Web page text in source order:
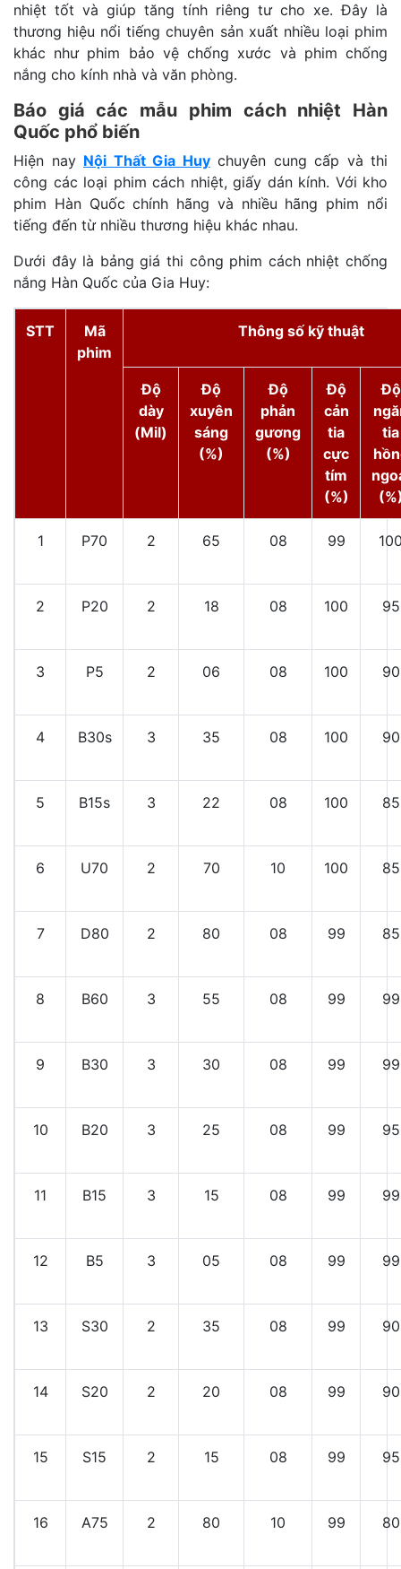
nhiệt tốt và giúp tăng tính riêng tư cho xe. Đây là
thương hiệu nổi tiếng chuyên sản xuất nhiều loại phim
khác như phim bảo vệ chống xước và phim chống
nắng cho kính nhà và văn phòng.
Báo giá các mẫu phim cách nhiệt Hàn
Quốc phổ biến
Hiện nay Nội Thất Gia Huychuyên cung cấp và thi
công các loại phim cách nhiệt, giấy dán kính. Với kho
phim Hàn Quốc chính hãng và nhiều hãng phim nổi
tiếng đến từ nhiều thương hiệu khác nhau.
Dưới đây là bảng giá thi công phim cách nhiệt chống
nắng Hàn Quốc của Gia Huy:
STT
Mã
phim
Thông số kỹ thuật
Độ
dày
(Mil)
Độ
xuyên
sáng
(%)
Độ
phản
gương
(%)
Độ
cản
tia
cực
tím
(%)
Độ
tia
1 P70 2 65 08 99
2 P20 2 18 08 100 95
3 P5 2 06 08 100 90
4 B30s 3 35 08 100 90
5 B15s 3 22 08 100 85
6 U70 2 70 10 100 85
7 D80 2 80 08 99 85
8 B60 3 55 08 99 99
9 B30 3 30 08 99 99
10 B20 3 25 08 99 95
11 B15 3 15 08 99 99
12 B5 3 05 08 99 99
13 S30 2 35 08 99 90
14 S20 2 20 08 99 90
15 S15 2 15 08 99 95
16 A75 2 80 10 99 80